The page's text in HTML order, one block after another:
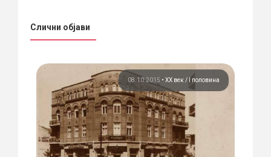
Слични објави
08.10.2015 • ХХ век / I половина